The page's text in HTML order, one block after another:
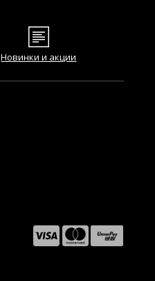
Новинки и акции